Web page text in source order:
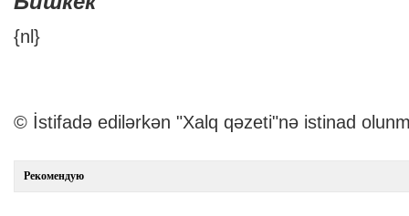
{nl}
© İstifadə edilərkən "Xalq qəzeti"nə istinad
Рекомендую